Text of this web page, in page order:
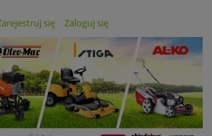
się Zaloguj się